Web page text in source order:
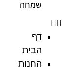
שמחה
דף
הבית
החנות